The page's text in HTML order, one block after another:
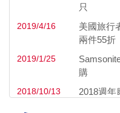
只
2019/4/16
美國旅行
兩件55折
2019/1/25
購
2018/10/13
2018週年